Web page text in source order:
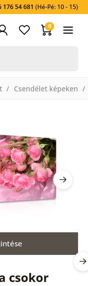
176 54 681 (Hé-Pé: 10 - 15)
0
Csendélet képeken
csokor